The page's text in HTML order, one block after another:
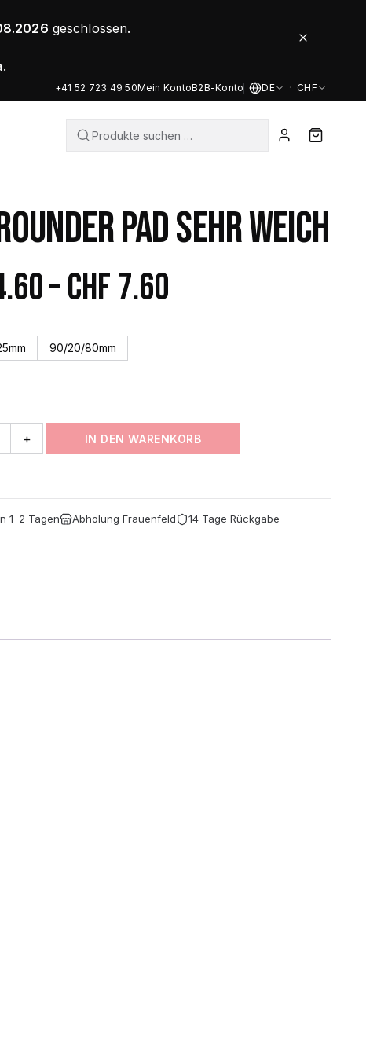
geschlossen.
+41 52 723 49 50Mein KontoB2B-Konto DE · CHF
PAD SEHR WEICH
–CHF7.60
90/20/80mm
+ IN DEN WARENKORB
1–2 Tagen Abholung Frauenfeld 14 Tage Rückgabe